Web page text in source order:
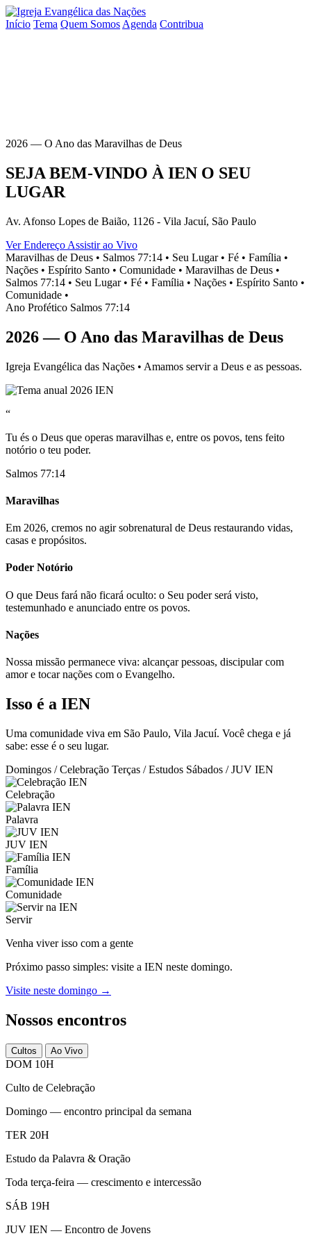
Início Tema Quem Somos Agenda Contribua
2026 — O Ano das Maravilhas de Deus
SEJA BEM-VINDO À IEN O SEU
LUGAR
Av. Afonso Lopes de Baião, 1126 - Vila Jacuí, São Paulo
Ver Endereço Assistir ao Vivo
Maravilhas de Deus • Salmos 77:14 • Seu Lugar • Fé • Família •
Nações • Espírito Santo • Comunidade • Maravilhas de Deus •
Salmos 77:14 • Seu Lugar • Fé • Família • Nações • Espírito Santo •
Comunidade •
Ano Profético Salmos 77:14
2026 — O Ano das Maravilhas de Deus
Igreja Evangélica das Nações • Amamos servir a Deus e as pessoas.
“
Tu és o Deus que operas maravilhas e, entre os povos, tens feito
notório o teu poder.
Salmos 77:14
Maravilhas
Em 2026, cremos no agir sobrenatural de Deus restaurando vidas,
casas e propósitos.
Poder Notório
O que Deus fará não ficará oculto: o Seu poder será visto,
testemunhado e anunciado entre os povos.
Nações
Nossa missão permanece viva: alcançar pessoas, discipular com
amor e tocar nações com o Evangelho.
Isso é a IEN
Uma comunidade viva em São Paulo, Vila Jacuí. Você chega e já
sabe: esse é o seu lugar.
Domingos / Celebração Terças / Estudos Sábados / JUV IEN
Celebração
Palavra
JUV IEN
Família
Comunidade
Servir
Venha viver isso com a gente
Próximo passo simples: visite a IEN neste domingo.
Visite neste domingo →
Nossos encontros
Cultos Ao Vivo
DOM 10H
Culto de Celebração
Domingo — encontro principal da semana
TER 20H
Estudo da Palavra & Oração
Toda terça-feira — crescimento e intercessão
SÁB 19H
JUV IEN — Encontro de Jovens